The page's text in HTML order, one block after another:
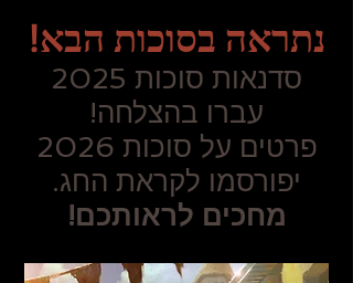
נתראה בסוכות הבא!
סדנאות סוכות 2025
עברו בהצלחה!
פרטים על סוכות 2026
יפורסמו לקראת החג.
מחכים לראותכם!